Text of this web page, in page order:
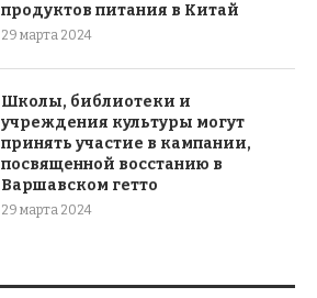
продуктов питания в Китай
29 марта 2024
Школы, библиотеки и
учреждения культуры могут
принять участие в кампании,
посвященной восстанию в
Варшавском гетто
29 марта 2024